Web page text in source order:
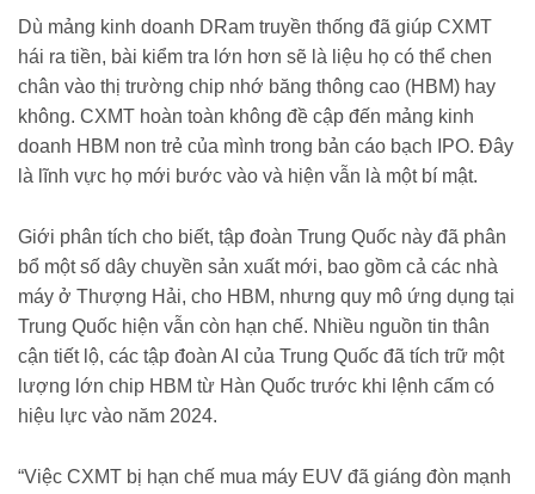
Dù mảng kinh doanh DRam truyền thống đã giúp CXMT
hái ra tiền, bài kiểm tra lớn hơn sẽ là liệu họ có thể chen
chân vào thị trường chip nhớ băng thông cao (HBM) hay
không. CXMT hoàn toàn không đề cập đến mảng kinh
doanh HBM non trẻ của mình trong bản cáo bạch IPO. Đây
là lĩnh vực họ mới bước vào và hiện vẫn là một bí mật.
Giới phân tích cho biết, tập đoàn Trung Quốc này đã phân
bổ một số dây chuyền sản xuất mới, bao gồm cả các nhà
máy ở Thượng Hải, cho HBM, nhưng quy mô ứng dụng tại
Trung Quốc hiện vẫn còn hạn chế. Nhiều nguồn tin thân
cận tiết lộ, các tập đoàn AI của Trung Quốc đã tích trữ một
lượng lớn chip HBM từ Hàn Quốc trước khi lệnh cấm có
hiệu lực vào năm 2024.
“Việc CXMT bị hạn chế mua máy EUV đã giáng đòn mạnh